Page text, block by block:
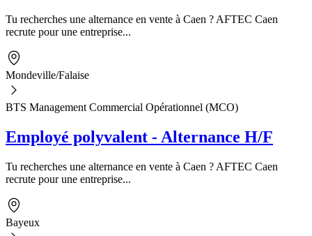
Tu recherches une alternance en vente à Caen ? AFTEC Caen
recrute pour une entreprise...
Mondeville/Falaise
BTS Management Commercial Opérationnel (MCO)
Employé polyvalent - Alternance H/F
Tu recherches une alternance en vente à Caen ? AFTEC Caen
recrute pour une entreprise...
Bayeux